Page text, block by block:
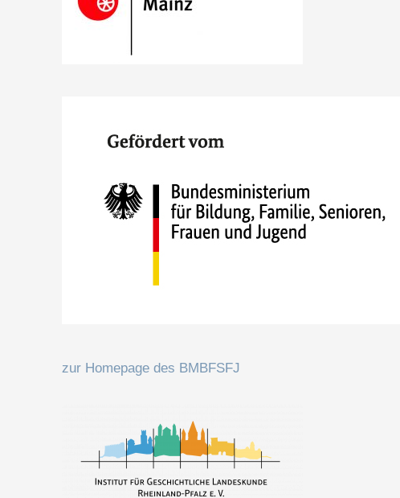
zur Homepage des BMBFSFJ